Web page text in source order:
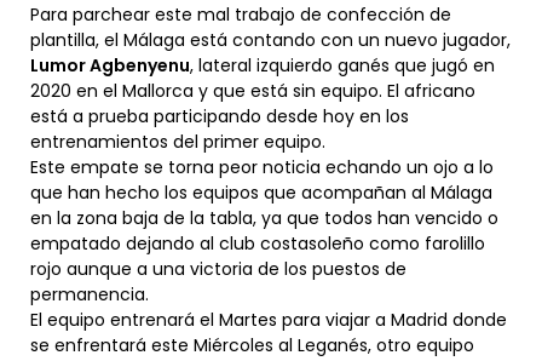
Para parchear este mal trabajo de confección de
plantilla, el Málaga está contando con un nuevo jugador,
Lumor Agbenyenu, lateral izquierdo ganés que jugó en
2020 en el Mallorca y que está sin equipo. El africano
está a prueba participando desde hoy en los
entrenamientos del primer equipo.
Este empate se torna peor noticia echando un ojo a lo
que han hecho los equipos que acompañan al Málaga
en la zona baja de la tabla, ya que todos han vencido o
empatado dejando al club costasoleño como farolillo
rojo aunque a una victoria de los puestos de
permanencia.
El equipo entrenará el Martes para viajar a Madrid donde
se enfrentará este Miércoles al Leganés, otro equipo